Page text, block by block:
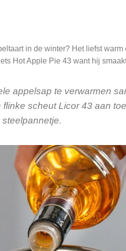
in de winter? Het liefst warm
Hot Apple Pie 43 want hij
appelsap te verwarmen
scheut Licor 43 aan